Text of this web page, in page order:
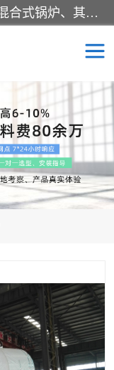
蒸汽锅炉：水管锅炉、火管锅炉、混合式锅炉、其他蒸汽锅炉； 热水锅炉：家用型集中供暖用热水锅炉、其他热水锅炉； 有机热载体锅炉； 船用蒸汽锅炉； （锅炉用辅助设备及装置）蒸汽冷凝器：表面冷凝器、混合式冷凝器、空冷式冷凝器、其他蒸汽冷凝器； 锅炉用辅助设备：节热器、蒸汽收集器、蓄能器、烟垢清除器、气体回收器、泥渣刮除器、空气预热器、其他锅炉用辅助设备；